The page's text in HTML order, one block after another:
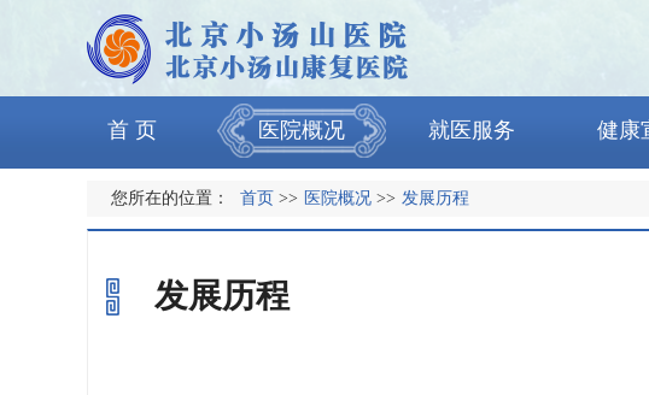
首 页 医院概况 就医服务 健康
您所在的位置： 首页 >> 医院概况 >> 发展历程
发展历程